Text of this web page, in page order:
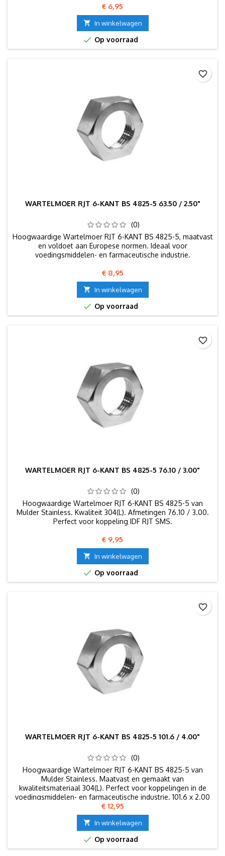
Prijs
€ 6,95
 In winkelwagen
 Op voorraad
WARTELMOER RJT 6-KANT BS 4825-5 63.50 / 2.50"
(0)
Hoogwaardige Wartelmoer RJT 6-KANT BS 4825-5, maatvast
en voldoet aan Europese normen. Ideaal voor
voedingsmiddelen- en farmaceutische industrie.
Prijs
€ 8,95
 In winkelwagen
 Op voorraad
favorite_border
WARTELMOER RJT 6-KANT BS 4825-5 76.10 / 3.00"
(0)
Hoogwaardige Wartelmoer RJT 6-KANT BS 4825-5 van
Mulder Stainless. Kwaliteit 304(L). Afmetingen 76.10 / 3.00.
Perfect voor koppeling IDF RJT SMS.
Prijs
€ 9,95
 In winkelwagen
 Op voorraad
favorite_border
WARTELMOER RJT 6-KANT BS 4825-5 101.6 / 4.00"
(0)
Hoogwaardige Wartelmoer RJT 6-KANT BS 4825-5 van
Mulder Stainless. Maatvast en gemaakt van
kwaliteitsmateriaal 304(L). Perfect voor koppelingen in de
voedingsmiddelen- en farmaceutische industrie. 101.6 x 2.00
mm.
Prijs
€ 12,95
 In winkelwagen
 Op voorraad
favorite_border